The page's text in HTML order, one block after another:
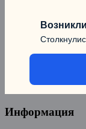
Информация